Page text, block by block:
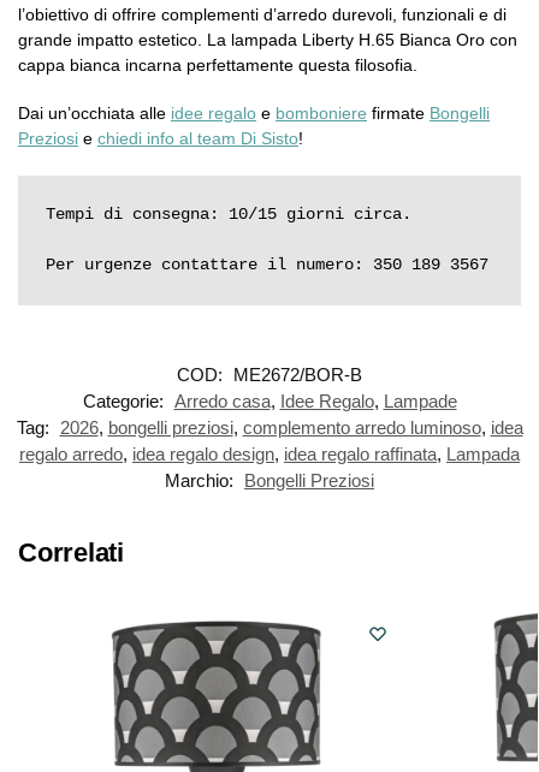
l’obiettivo di offrire complementi d’arredo durevoli, funzionali e di
grande impatto estetico. La lampada Liberty H.65 Bianca Oro con
cappa bianca incarna perfettamente questa filosofia.
Dai un’occhiata alle idee regalo e bomboniere firmate Bongelli
Preziosi e chiedi info al team Di Sisto!
Tempi di consegna: 10/15 giorni circa.
Per urgenze contattare il numero: 350 189 3567
COD:
ME2672/BOR-B
Categorie: Arredo casa, Idee Regalo, Lampade
Tag:
2026, bongelli preziosi, complemento arredo luminoso, idea
regalo arredo, idea regalo design, idea regalo raffinata, Lampada
Marchio:
Bongelli Preziosi
Correlati